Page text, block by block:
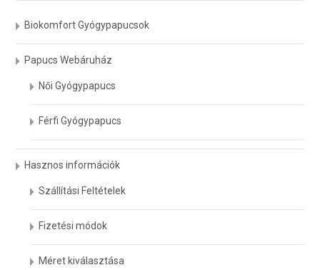
Biokomfort Gyógypapucsok
Papucs Webáruház
Női Gyógypapucs
Férfi Gyógypapucs
Hasznos információk
Szállítási Feltételek
Fizetési módok
Méret kiválasztása